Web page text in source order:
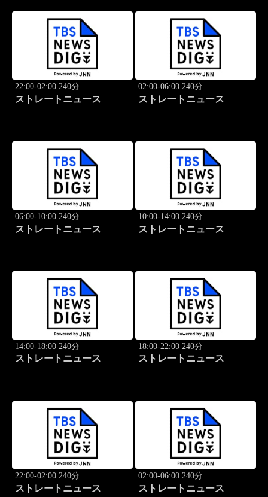
22:00-02:00 240分
ストレートニュース
02:00-06:00 240分
ストレートニュース
06:00-10:00 240分
ストレートニュース
10:00-14:00 240分
ストレートニュース
14:00-18:00 240分
ストレートニュース
18:00-22:00 240分
ストレートニュース
22:00-02:00 240分
ストレートニュース
02:00-06:00 240分
ストレートニュース